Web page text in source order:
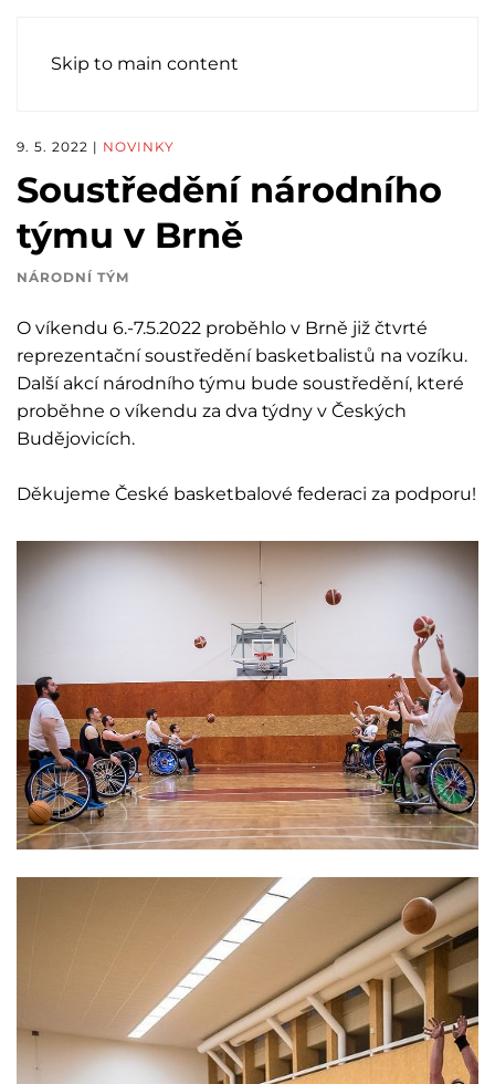
Skip to main content
9. 5. 2022 | NOVINKY
Soustředění národního
týmu v Brně
NÁRODNÍ TÝM
O víkendu 6.-7.5.2022 proběhlo v Brně již čtvrté
reprezentační soustředění basketbalistů na vozíku.
Další akcí národního týmu bude soustředění, které
proběhne o víkendu za dva týdny v Českých
Budějovicích.
Děkujeme České basketbalové federaci za podporu!